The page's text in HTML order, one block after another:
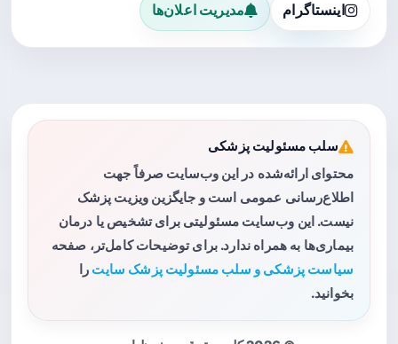
اینستاگرام مدیریت اعلان‌ها
سلب مسئولیت پزشکی
محتوای ارائه‌شده در این وب‌سایت صرفاً جهت
اطلاع‌رسانی عمومی است و جایگزین ویزیت پزشک
نیست. این وب‌سایت مسئولیتی برای تشخیص یا درمان
بیماری‌ها به همراه ندارد. برای توضیحات کامل‌تر، صفحه
سیاست پزشکی و سلب مسئولیت پزشک سایت را
بخوانید.